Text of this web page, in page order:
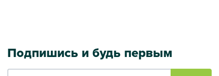
Подпишись и будь первым